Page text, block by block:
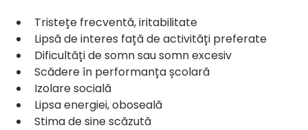
Tristețe frecventă, iritabilitate
Lipsă de interes față de activități preferate
Dificultăți de somn sau somn excesiv
Scădere în performanța școlară
Izolare socială
Lipsa energiei, oboseală
Stima de sine scăzută